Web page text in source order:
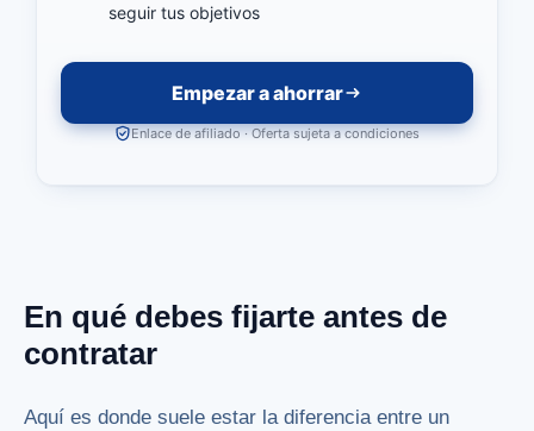
seguir tus objetivos
Empezar a ahorrar
Enlace de afiliado · Oferta sujeta a condiciones
En qué debes fijarte antes de
contratar
Aquí es donde suele estar la diferencia entre un